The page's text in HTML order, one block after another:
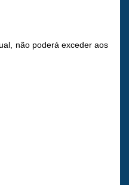
não poderá exceder aos